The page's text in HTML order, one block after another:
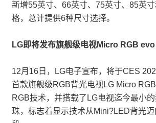
新增55英寸、66英寸、75英寸、85英
格，总计提供6种尺寸选择。
LG即将发布旗舰级电视Micro RGB evo
12月16日，LG电子宣布，将于CES
首款旗舰级RGB背光电视LG Micro
RGB技术，并搭载了LG电视迄今最小
珠，标志着显示技术从Mini?LED背光